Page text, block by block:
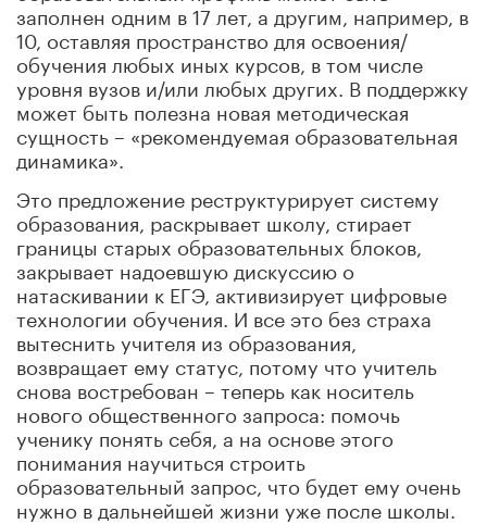
заполнен одним в 17 лет, а другим, например, в
10, оставляя пространство для освоения/
обучения любых иных курсов, в том числе
уровня вузов и/или любых других. В поддержку
может быть полезна новая методическая
сущность – «рекомендуемая образовательная
динамика».
Это предложение реструктурирует систему
образования, раскрывает школу, стирает
границы старых образовательных блоков,
закрывает надоевшую дискуссию о
натаскивании к ЕГЭ, активизирует цифровые
технологии обучения. И все это без страха
вытеснить учителя из образования,
возвращает ему статус, потому что учитель
снова востребован – теперь как носитель
нового общественного запроса: помочь
ученику понять себя, а на основе этого
понимания научиться строить
образовательный запрос, что будет ему очень
нужно в дальнейшей жизни уже после школы.